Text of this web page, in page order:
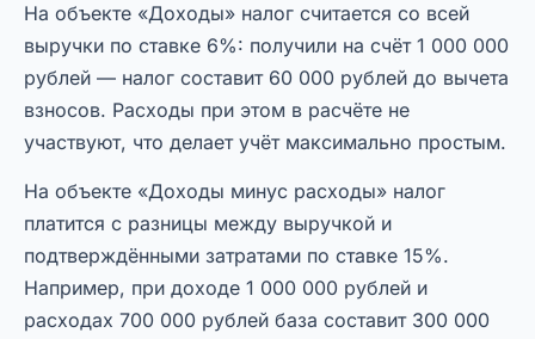
На объекте «Доходы» налог считается со всей
выручки по ставке 6%: получили на счёт 1 000 000
рублей — налог составит 60 000 рублей до вычета
взносов. Расходы при этом в расчёте не
участвуют, что делает учёт максимально простым.
На объекте «Доходы минус расходы» налог
платится с разницы между выручкой и
подтверждёнными затратами по ставке 15%.
Например, при доходе 1 000 000 рублей и
расходах 700 000 рублей база составит 300 000